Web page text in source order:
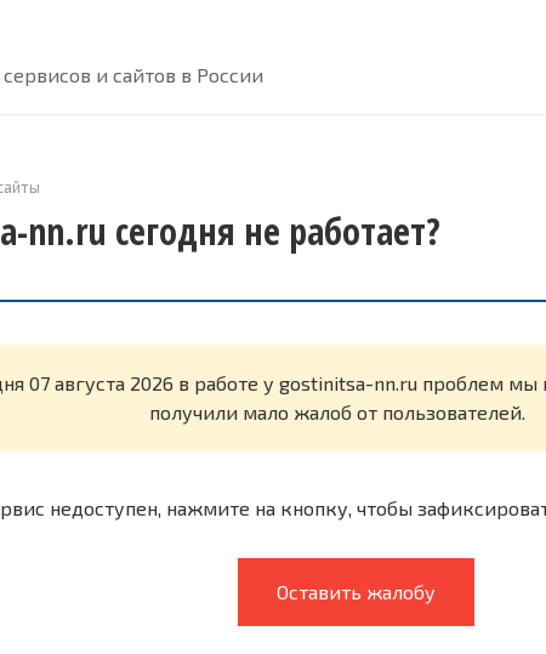
и сайтов в России
nn.ru сегодня не работает?
07 августа 2026 в работе у gostinitsa-nn.ru проблем
получили мало жалоб от пользователей.
недоступен, нажмите на кнопку, чтобы
Оставить жалобу